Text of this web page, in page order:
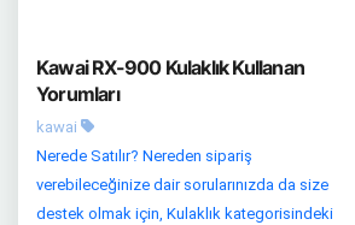
Kawai RX-900 Kulaklık Kullanan
Yorumları
kawai
Nerede Satılır? Nereden sipariş
verebileceğinize dair sorularınızda da size
destek olmak için, Kulaklık kategorisindeki